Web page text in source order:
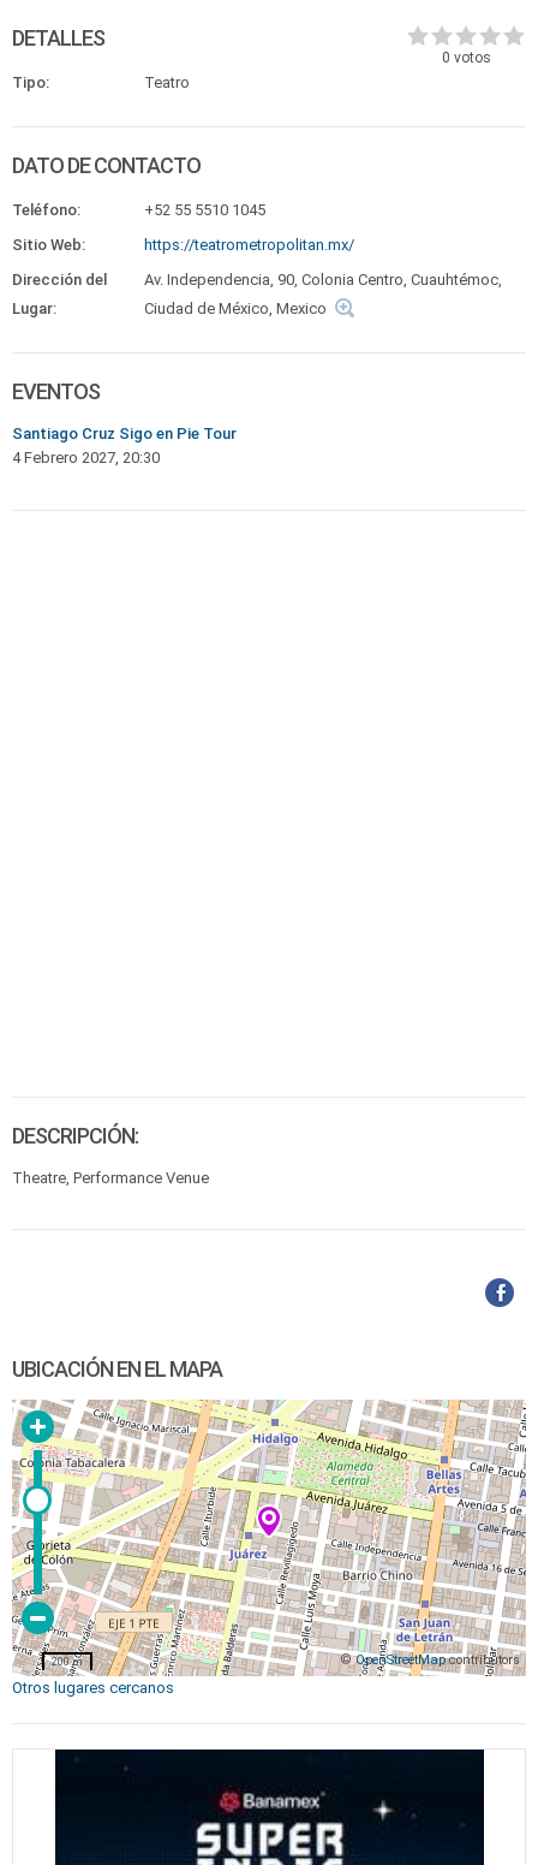
0 votos
DETALLES
Tipo: Teatro
DATO DE CONTACTO
Teléfono:
+52 55 5510 1045
Sitio Web:
https://teatrometropolitan.mx/
Dirección del
Lugar:
Av. Independencia, 90, Colonia Centro, Cuauhtémoc,
Ciudad de México, Mexico
EVENTOS
Santiago Cruz Sigo en Pie Tour
4 Febrero 2027, 20:30
DESCRIPCIÓN:
Theatre, Performance Venue
UBICACIÓN EN EL MAPA
©OpenStreetMapcontributors
200 m
Otros lugares cercanos